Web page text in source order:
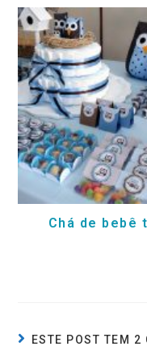
Chá de bebê
ESTE POST TEM 2